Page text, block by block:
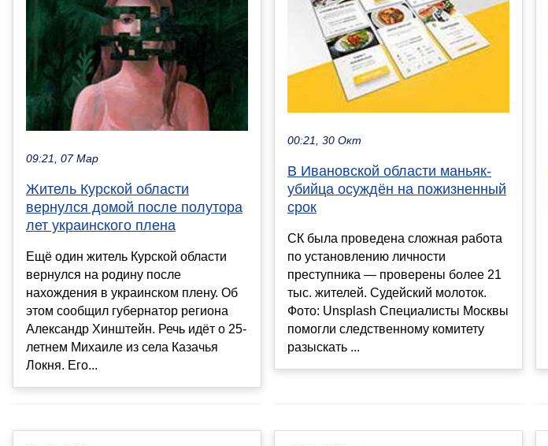
09:21, 07 Мар
Житель Курской области
вернулся домой после полутора
лет украинского плена
Ещё один житель Курской области
вернулся на родину после
нахождения в украинском плену. Об
этом сообщил губернатор региона
Александр Хинштейн. Речь идёт о 25-
летнем Михаиле из села Казачья
Локня. Его...
00:21, 30 Окт
В Ивановской области маньяк-
убийца осуждён на пожизненный
срок
СК была проведена сложная работа
по установлению личности
преступника — проверены более 21
тыс. жителей. Судейский молоток.
Фото: Unsplash Специалисты Москвы
помогли следственному комитету
разыскать ...